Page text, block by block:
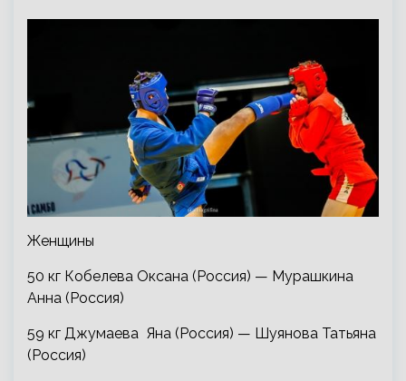
Женщины
50 кг Кобелева Оксана (Россия) — Мурашкина
Анна (Россия)
59 кг Джумаева Яна (Россия) — Шуянова Татьяна
(Россия)